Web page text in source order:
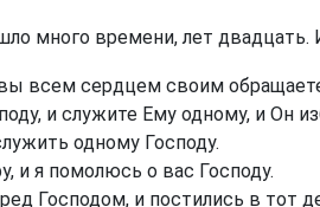
много времени, лет двадцать.
всем сердцем своим
и служите Ему одному, и Он
одному Господу.
и я помолюсь о вас Господу.
Господом, и постились в